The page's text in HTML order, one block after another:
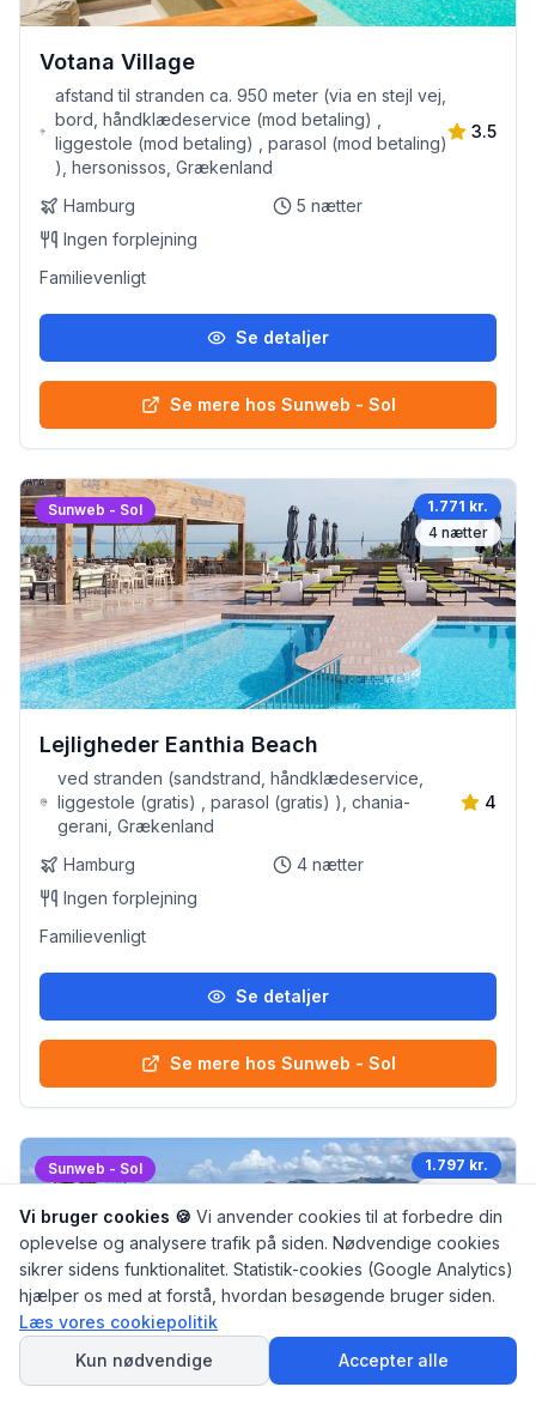
Votana Village
afstand til stranden ca. 950 meter (via en stejl vej,
bord, håndklædeservice (mod betaling) ,
liggestole (mod betaling) , parasol (mod betaling)
), hersonissos, Grækenland
3.5
Hamburg 5 nætter
Ingen forplejning
Familievenligt
Se detaljer
Se mere hos Sunweb - Sol
Sunweb - Sol
1.771 kr.
4 nætter
Lejligheder Eanthia Beach
ved stranden (sandstrand, håndklædeservice,
liggestole (gratis) , parasol (gratis) ), chania-
gerani, Grækenland
4
Hamburg 4 nætter
Ingen forplejning
Familievenligt
Se detaljer
Se mere hos Sunweb - Sol
Sunweb - Sol
1.797 kr.
SPØRG
AI Rejseguiden
Vi bruger cookies 🍪 Vi anvender cookies til at forbedre din
oplevelse og analysere trafik på siden. Nødvendige cookies
sikrer sidens funktionalitet. Statistik-cookies (Google Analytics)
hjælper os med at forstå, hvordan besøgende bruger siden.
Læs vores cookiepolitik
Kun nødvendige
Accepter alle